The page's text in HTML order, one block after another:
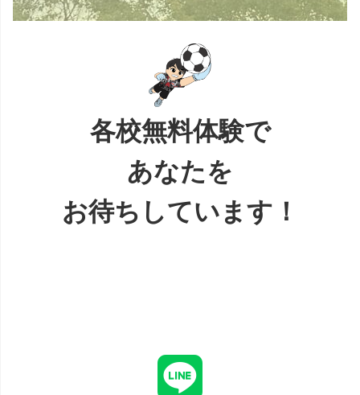
各校無料体験で
あなたを
お待ちしています！